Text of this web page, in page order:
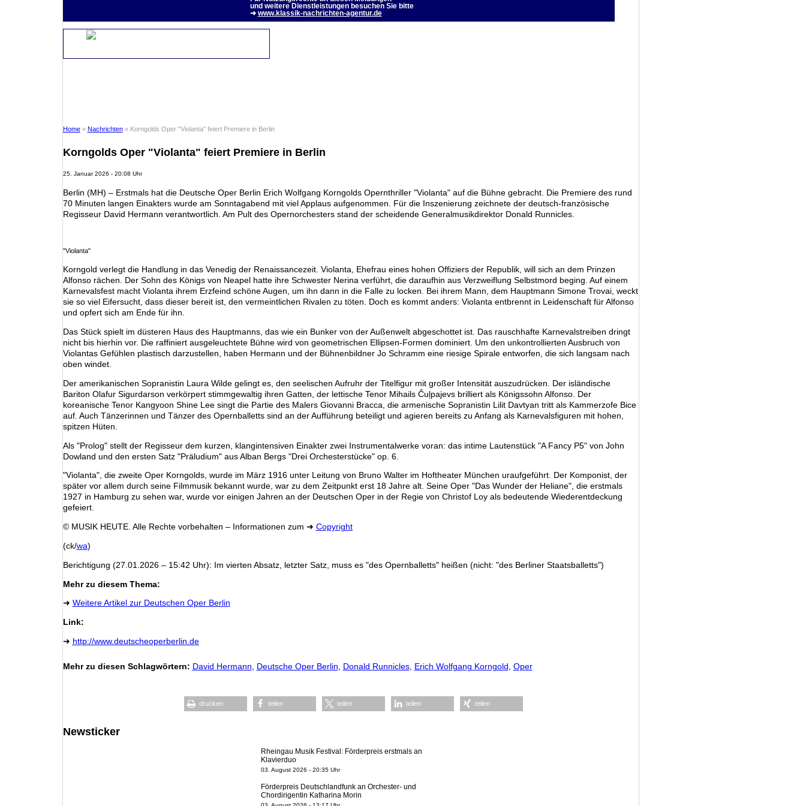
und weitere Dienstleistungen besuchen Sie bitte
➜ www.klassik-nachrichten-agentur.de
Home» Nachrichten» Korngolds Oper "Violanta" feiert Premiere in Berlin
Korngolds Oper "Violanta" feiert Premiere in Berlin
25. Januar 2026 - 20:08 Uhr
Berlin (MH) – Erstmals hat die Deutsche Oper Berlin Erich Wolfgang Korngolds Opernthriller "Violanta" auf die Bühne gebracht. Die Premiere des rund
70 Minuten langen Einakters wurde am Sonntagabend mit viel Applaus aufgenommen. Für die Inszenierung zeichnete der deutsch-französische
Regisseur David Hermann verantwortlich. Am Pult des Opernorchesters stand der scheidende Generalmusikdirektor Donald Runnicles.
"Violanta"
Korngold verlegt die Handlung in das Venedig der Renaissancezeit. Violanta, Ehefrau eines hohen Offiziers der Republik, will sich an dem Prinzen
Alfonso rächen. Der Sohn des Königs von Neapel hatte ihre Schwester Nerina verführt, die daraufhin aus Verzweiflung Selbstmord beging. Auf einem
Karnevalsfest macht Violanta ihrem Erzfeind schöne Augen, um ihn dann in die Falle zu locken. Bei ihrem Mann, dem Hauptmann Simone Trovai, weckt
sie so viel Eifersucht, dass dieser bereit ist, den vermeintlichen Rivalen zu töten. Doch es kommt anders: Violanta entbrennt in Leidenschaft für Alfonso
und opfert sich am Ende für ihn.
Das Stück spielt im düsteren Haus des Hauptmanns, das wie ein Bunker von der Außenwelt abgeschottet ist. Das rauschhafte Karnevalstreiben dringt
nicht bis hierhin vor. Die raffiniert ausgeleuchtete Bühne wird von geometrischen Ellipsen-Formen dominiert. Um den unkontrollierten Ausbruch von
Violantas Gefühlen plastisch darzustellen, haben Hermann und der Bühnenbildner Jo Schramm eine riesige Spirale entworfen, die sich langsam nach
oben windet.
Der amerikanischen Sopranistin Laura Wilde gelingt es, den seelischen Aufruhr der Titelfigur mit großer Intensität auszudrücken. Der isländische
Bariton Olafur Sigurdarson verkörpert stimmgewaltig ihren Gatten, der lettische Tenor Mihails Čuļpajevs brilliert als Königssohn Alfonso. Der
koreanische Tenor Kangyoon Shine Lee singt die Partie des Malers Giovanni Bracca, die armenische Sopranistin Lilit Davtyan tritt als Kammerzofe Bice
auf. Auch Tänzerinnen und Tänzer des Opernballetts sind an der Aufführung beteiligt und agieren bereits zu Anfang als Karnevalsfiguren mit hohen,
spitzen Hüten.
Als "Prolog" stellt der Regisseur dem kurzen, klangintensiven Einakter zwei Instrumentalwerke voran: das intime Lautenstück "A Fancy P5" von John
Dowland und den ersten Satz "Präludium" aus Alban Bergs "Drei Orchesterstücke" op. 6.
"Violanta", die zweite Oper Korngolds, wurde im März 1916 unter Leitung von Bruno Walter im Hoftheater München uraufgeführt. Der Komponist, der
später vor allem durch seine Filmmusik bekannt wurde, war zu dem Zeitpunkt erst 18 Jahre alt. Seine Oper "Das Wunder der Heliane", die erstmals
1927 in Hamburg zu sehen war, wurde vor einigen Jahren an der Deutschen Oper in der Regie von Christof Loy als bedeutende Wiederentdeckung
gefeiert.
© MUSIK HEUTE. Alle Rechte vorbehalten – Informationen zum ➜ Copyright
(ck/wa)
Berichtigung (27.01.2026 – 15:42 Uhr): Im vierten Absatz, letzter Satz, muss es "des Opernballetts" heißen (nicht: "des Berliner Staatsballetts")
Mehr zu diesem Thema:
➜ Weitere Artikel zur Deutschen Oper Berlin
Link:
➜ http://www.deutscheoperberlin.de
Mehr zu diesen Schlagwörtern: David Hermann Deutsche Oper Berlin Donald Runnicles, Erich Wolfgang Korngold Oper
drucken teilen teilen teilen teilen
Newsticker
Rheingau Musik Festival: Förderpreis erstmals an
Klavierduo
03. August 2026 - 20:35 Uhr
Förderpreis Deutschlandfunk an Orchester- und
Chordirigentin Katharina Morin